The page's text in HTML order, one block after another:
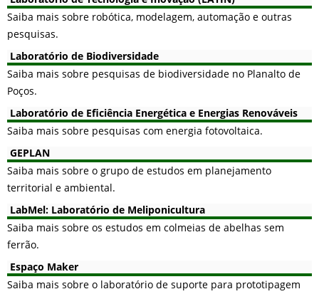
Saiba mais sobre robótica, modelagem, automação e outras
pesquisas.
Laboratório de Biodiversidade
Saiba mais sobre pesquisas de biodiversidade no Planalto de
Poços.
Laboratório de Eficiência Energética e Energias Renováveis
Saiba mais sobre pesquisas com energia fotovoltaica.
GEPLAN
Saiba mais sobre o grupo de estudos em planejamento
territorial e ambiental.
LabMel: Laboratório de Meliponicultura
Saiba mais sobre os estudos em colmeias de abelhas sem
ferrão.
Espaço Maker
Saiba mais sobre o laboratório de suporte para prototipagem